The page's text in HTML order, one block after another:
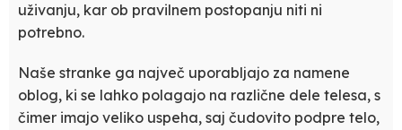
uživanju, kar ob pravilnem postopanju niti ni
potrebno.
Naše stranke ga največ uporabljajo za namene
oblog, ki se lahko polagajo na različne dele telesa, s
čimer imajo veliko uspeha, saj čudovito podpre telo,